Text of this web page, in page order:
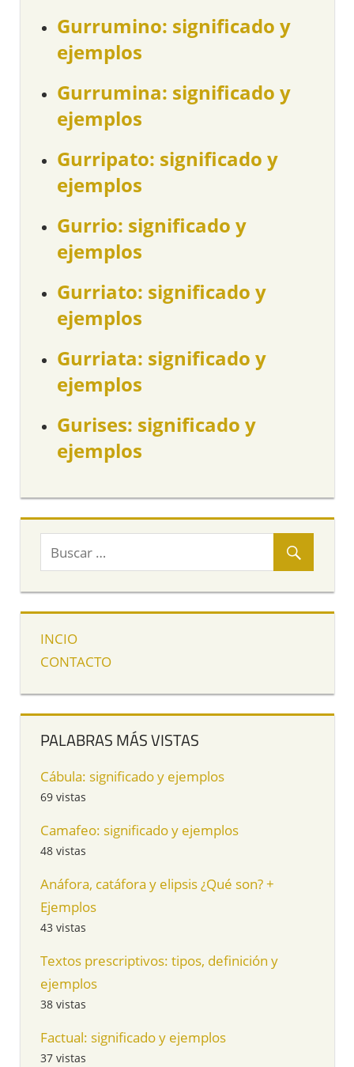
Gurrumino: significado y
ejemplos
Gurrumina: significado y
ejemplos
Gurripato: significado y
ejemplos
Gurrio: significado y
ejemplos
Gurriato: significado y
ejemplos
Gurriata: significado y
ejemplos
Gurises: significado y
ejemplos
INCIO
CONTACTO
PALABRAS MÁS VISTAS
Cábula: significado y ejemplos
69 vistas
Camafeo: significado y ejemplos
48 vistas
Anáfora, catáfora y elipsis ¿Qué son? +
Ejemplos
43 vistas
Textos prescriptivos: tipos, definición y
ejemplos
38 vistas
Factual: significado y ejemplos
37 vistas